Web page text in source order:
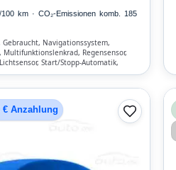
km · CO₂-Emissionen komb. 185
Navigationssystem,
Multifunktionslenkrad, Regensensor,
Start/Stopp-Automatik,
€ Anzahlung